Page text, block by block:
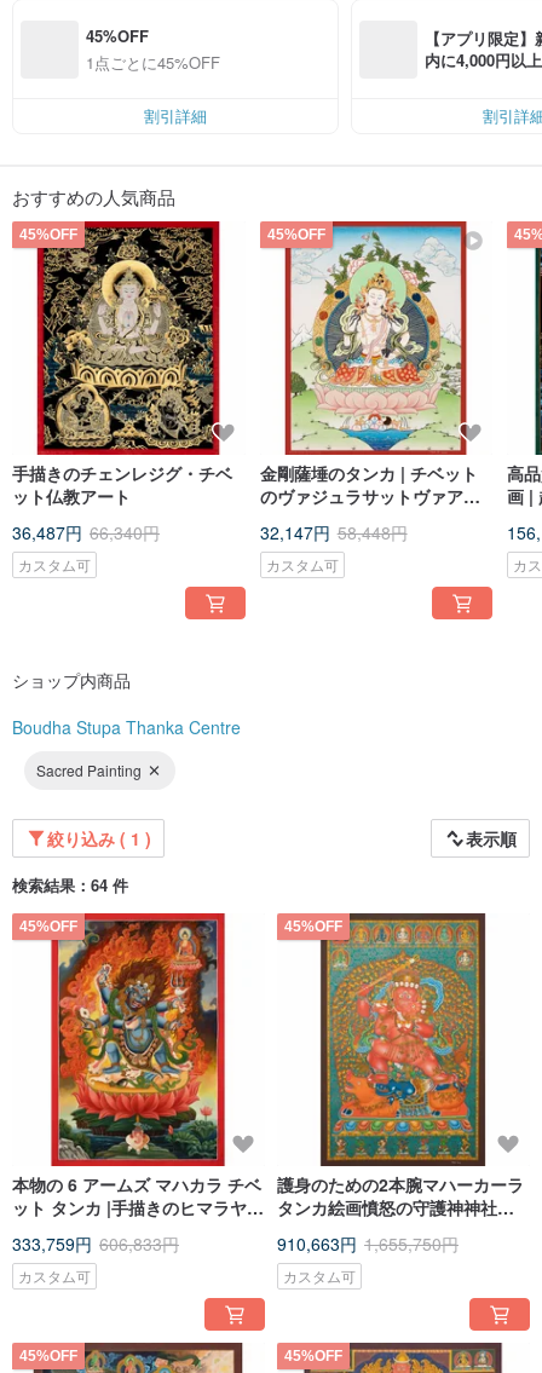
45%OFF
1点ごとに45%OFF
割引詳細
【アプリ限定
内に4,000円以
割引詳
おすすめの人気商品
45%OFF
手描きのチェンレジグ・チベ
ット仏教アート
36,487円 66,340円
カスタム可
45%OFF
金剛薩埵のタンカ | チベット
のヴァジュラサットヴァアー
32,147円 58,448円
カスタム可
高
画 |
カ
ショップ内商品
Boudha Stupa Thanka Centre
Sacred Painting
絞り込み ( 1 ) 表示順
検索結果：64 件
45%OFF
本物の 6 アームズ マハカラ チベ
ット タンカ |手描きのヒマラヤ
333,759円 606,833円
カスタム可
45%OFF
護身のための2本腕マハーカーラ
タンカ絵画憤怒の守護神神社美
910,663円 1,655,750円
カスタム可
45%OFF 45%OFF